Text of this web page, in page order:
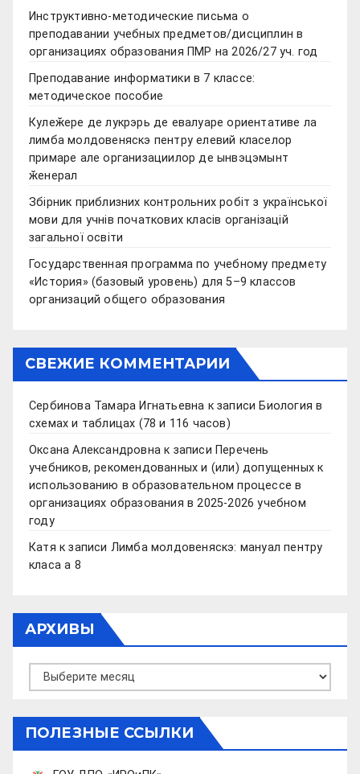
Инструктивно-методические письма о
преподавании учебных предметов/дисциплин в
организациях образования ПМР на 2026/27 уч. год
Преподавание информатики в 7 классе:
методическое пособие
Кулеӂере де лукрэрь де евалуаре ориентативе ла
лимба молдовеняскэ пентру елевий класелор
примаре але организациилор де ынвэцэмынт
ӂенерал
Збірник приблизних контрольних робіт з української
мови для учнів початкових класів організацій
загальної освіти
Государственная программа по учебному предмету
«История» (базовый уровень) для 5–9 классов
организаций общего образования
СВЕЖИЕ КОММЕНТАРИИ
Сербинова Тамара Игнатьевна к записи Биология в
схемах и таблицах (78 и 116 часов)
Оксана Александровна к записи Перечень
учебников, рекомендованных и (или) допущенных к
использованию в образовательном процессе в
организациях образования в 2025-2026 учебном
году
Катя к записи Лимба молдовеняскэ: мануал пентру
класа а 8
АРХИВЫ
Архивы
ПОЛЕЗНЫЕ ССЫЛКИ